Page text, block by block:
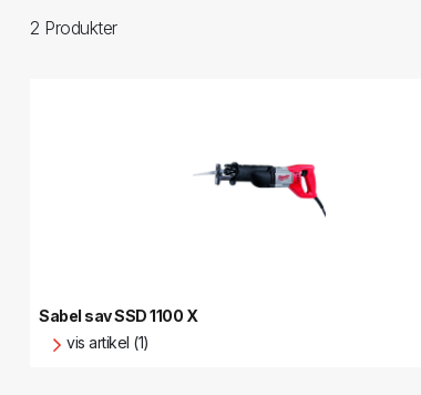
2 Produkter
Sabel sav SSD 1100 X
vis artikel (1)